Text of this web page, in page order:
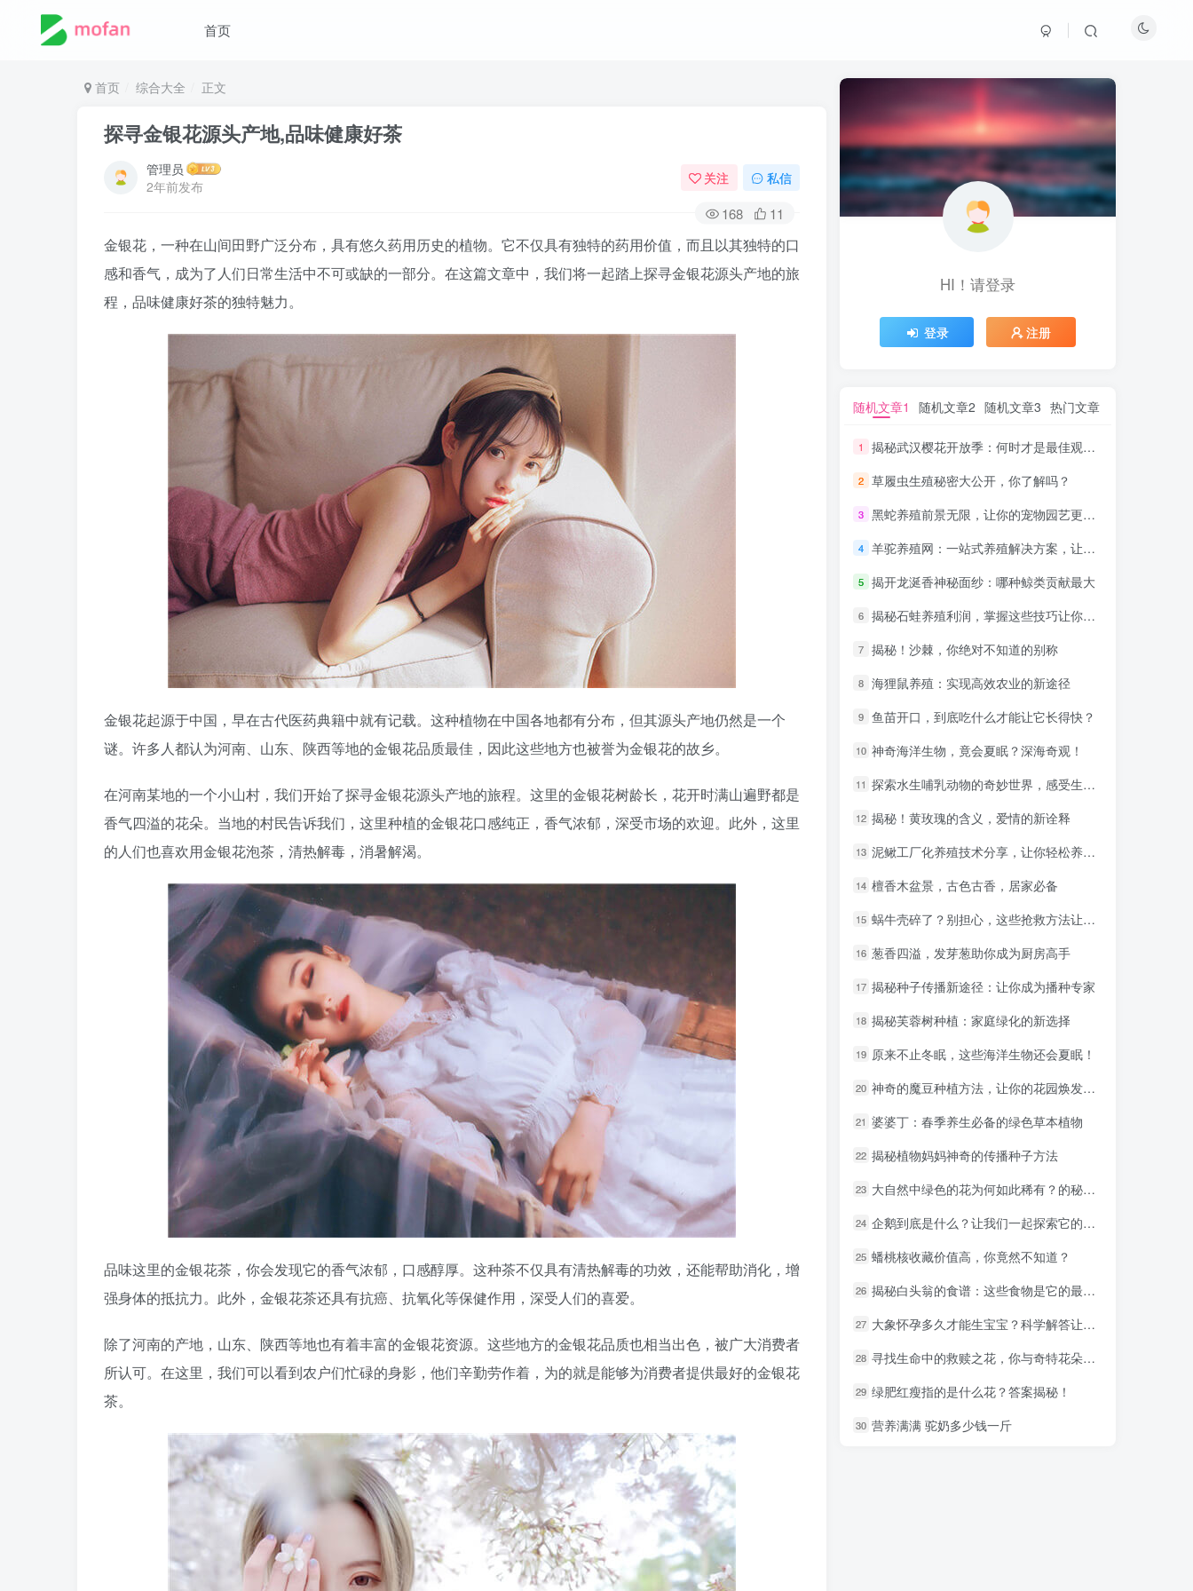
首页
首页 综合大全 正文
探寻金银花源头产地,品味健康好茶
管理员
2年前发布
关注 私信
168 11
金银花，一种在山间田野广泛分布，具有悠久药用历史的植物。它不仅具有独特的药用价值，而且以其独特的口
感和香气，成为了人们日常生活中不可或缺的一部分。在这篇文章中，我们将一起踏上探寻金银花源头产地的旅
程，品味健康好茶的独特魅力。
金银花起源于中国，早在古代医药典籍中就有记载。这种植物在中国各地都有分布，但其源头产地仍然是一个
谜。许多人都认为河南、山东、陕西等地的金银花品质最佳，因此这些地方也被誉为金银花的故乡。
在河南某地的一个小山村，我们开始了探寻金银花源头产地的旅程。这里的金银花树龄长，花开时满山遍野都是
香气四溢的花朵。当地的村民告诉我们，这里种植的金银花口感纯正，香气浓郁，深受市场的欢迎。此外，这里
的人们也喜欢用金银花泡茶，清热解毒，消暑解渴。
品味这里的金银花茶，你会发现它的香气浓郁，口感醇厚。这种茶不仅具有清热解毒的功效，还能帮助消化，增
强身体的抵抗力。此外，金银花茶还具有抗癌、抗氧化等保健作用，深受人们的喜爱。
除了河南的产地，山东、陕西等地也有着丰富的金银花资源。这些地方的金银花品质也相当出色，被广大消费者
所认可。在这里，我们可以看到农户们忙碌的身影，他们辛勤劳作着，为的就是能够为消费者提供最好的金银花
茶。
HI！请登录
登录 注册
随机文章1 随机文章2 随机文章3 热门文章
1 揭秘武汉樱花开放季：何时才是最佳观赏时间？
2 草履虫生殖秘密大公开，你了解吗？
3 黑蛇养殖前景无限，让你的宠物园艺更上一层楼！
4 羊驼养殖网：一站式养殖解决方案，让您的羊驼茁壮成长！
5 揭开龙涎香神秘面纱：哪种鲸类贡献最大
6 揭秘石蛙养殖利润，掌握这些技巧让你财源滚滚
7 揭秘！沙棘，你绝对不知道的别称
8 海狸鼠养殖：实现高效农业的新途径
9 鱼苗开口，到底吃什么才能让它长得快？
10 神奇海洋生物，竟会夏眠？深海奇观！
11 探索水生哺乳动物的奇妙世界，感受生命的奇迹
12 揭秘！黄玫瑰的含义，爱情的新诠释
13 泥鳅工厂化养殖技术分享，让你轻松养殖高产泥鳅！
14 檀香木盆景，古色古香，居家必备
15 蜗牛壳碎了？别担心，这些抢救方法让你安心！
16 葱香四溢，发芽葱助你成为厨房高手
17 揭秘种子传播新途径：让你成为播种专家
18 揭秘芙蓉树种植：家庭绿化的新选择
19 原来不止冬眠，这些海洋生物还会夏眠！
20 神奇的魔豆种植方法，让你的花园焕发不一样的光彩！
21 婆婆丁：春季养生必备的绿色草本植物
22 揭秘植物妈妈神奇的传播种子方法
23 大自然中绿色的花为何如此稀有？的秘密，让生活更精彩！
24 企鹅到底是什么？让我们一起探索它的神秘面纱
25 蟠桃核收藏价值高，你竟然不知道？
26 揭秘白头翁的食谱：这些食物是它的最爱！
27 大象怀孕多久才能生宝宝？科学解答让你放心！
28 寻找生命中的救赎之花，你与奇特花朵的缘分在这里
29 绿肥红瘦指的是什么花？答案揭秘！
30 营养满满 驼奶多少钱一斤
HI！请登录
登录 注册
随机文章1 随机文章2 随机文章3 热门文章
1 揭秘武汉樱花开放季：何时才是最佳观赏时间？
2 草履虫生殖秘密大公开，你了解吗？
3 黑蛇养殖前景无限，让你的宠物园艺更上一层楼！
4 羊驼养殖网：一站式养殖解决方案，让您的羊驼茁壮成长！
5 揭开龙涎香神秘面纱：哪种鲸类贡献最大
6 揭秘石蛙养殖利润，掌握这些技巧让你财源滚滚
7 揭秘！沙棘，你绝对不知道的别称
8 海狸鼠养殖：实现高效农业的新途径
9 鱼苗开口，到底吃什么才能让它长得快？
10 神奇海洋生物，竟会夏眠？深海奇观！
11 探索水生哺乳动物的奇妙世界，感受生命的奇迹
12 揭秘！黄玫瑰的含义，爱情的新诠释
13 泥鳅工厂化养殖技术分享，让你轻松养殖高产泥鳅！
14 檀香木盆景，古色古香，居家必备
15 蜗牛壳碎了？别担心，这些抢救方法让你安心！
16 葱香四溢，发芽葱助你成为厨房高手
17 揭秘种子传播新途径：让你成为播种专家
18 揭秘芙蓉树种植：家庭绿化的新选择
19 原来不止冬眠，这些海洋生物还会夏眠！
20 神奇的魔豆种植方法，让你的花园焕发不一样的光彩！
21 婆婆丁：春季养生必备的绿色草本植物
22 揭秘植物妈妈神奇的传播种子方法
23 大自然中绿色的花为何如此稀有？的秘密，让生活更精彩！
24 企鹅到底是什么？让我们一起探索它的神秘面纱
25 蟠桃核收藏价值高，你竟然不知道？
26 揭秘白头翁的食谱：这些食物是它的最爱！
27 大象怀孕多久才能生宝宝？科学解答让你放心！
28 寻找生命中的救赎之花，你与奇特花朵的缘分在这里
29 绿肥红瘦指的是什么花？答案揭秘！
30 营养满满 驼奶多少钱一斤